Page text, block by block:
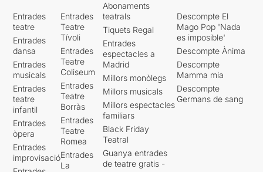
Entrades
teatre
Entrades
dansa
Entrades
musicals
Entrades
teatre
infantil
Entrades
òpera
Entrades
improvisació
Entrades
Teatre
Tívoli
Entrades
Teatre
Coliseum
Entrades
Teatre
Borràs
Entrades
Teatre
Romea
Entrades
La
Abonaments
teatrals
Tiquets Regal
Entrades
espectacles a
Madrid
Millors monòlegs
Millors musicals
Millors espectacles
familiars
Black Friday
Teatral
Guanya entrades
de teatre gratis -
Descompte El
Mago Pop 'Nada
es imposible'
Descompte Ànima
Descompte
Mamma mia
Descompte
Germans de sang